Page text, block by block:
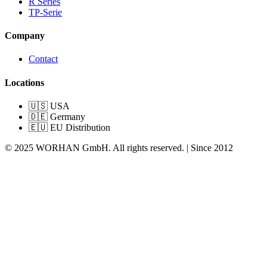
TP-Serie
Company
Contact
Locations
🇺🇸 USA
🇩🇪 Germany
🇪🇺 EU Distribution
© 2025 WORHAN GmbH. All rights reserved. | Since 2012